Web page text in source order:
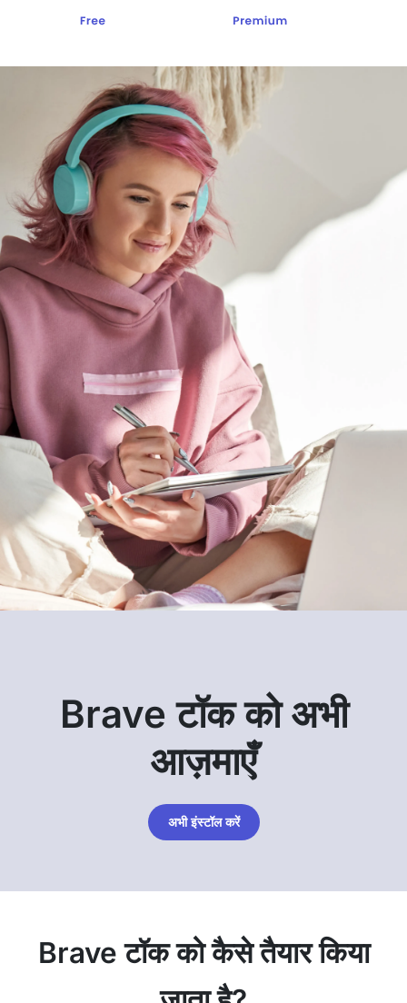
Brave टॉक को अभी
आज़माएँ
अभी इंस्टॉल करें
Brave टॉक को कैसे तैयार किया